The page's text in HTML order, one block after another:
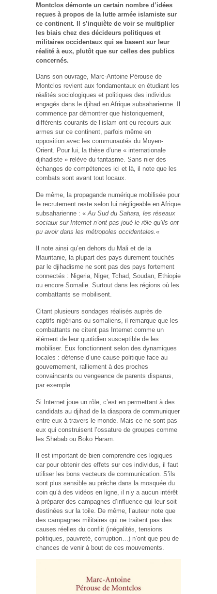
Montclos démonte un certain nombre d’idées
reçues à propos de la lutte armée islamiste sur
ce continent. Il s’inquiète de voir se multiplier
les biais chez des décideurs politiques et
militaires occidentaux qui se basent sur leur
réalité à eux, plutôt que sur celles des publics
concernés.
Dans son ouvrage, Marc-Antoine Pérouse de
Montclos revient aux fondamentaux en étudiant les
réalités sociologiques et politiques des individus
engagés dans le djihad en Afrique subsaharienne. Il
commence par démontrer que historiquement,
différents courants de l’islam ont eu recours aux
armes sur ce continent, parfois même en
opposition avec les communautés du Moyen-
Orient. Pour lui, la thèse d’une « internationale
djihadiste » relève du fantasme. Sans nier des
échanges de compétences ici et là, il note que les
combats sont avant tout locaux.
De même, la propagande numérique mobilisée pour
le recrutement reste selon lui négligeable en Afrique
subsaharienne : « Au Sud du Sahara, les réseaux
sociaux sur Internet n’ont pas joué le rôle qu’ils ont
pu avoir dans les métropoles occidentales. «
Il note ainsi qu’en dehors du Mali et de la
Mauritanie, la plupart des pays durement touchés
par le djihadisme ne sont pas des pays fortement
connectés : Nigeria, Niger, Tchad, Soudan, Ethiopie
ou encore Somalie. Surtout dans les régions où les
combattants se mobilisent.
Citant plusieurs sondages réalisés auprès de
captifs nigérians ou somaliens, il remarque que les
combattants ne citent pas Internet comme un
élément de leur quotidien susceptible de les
mobiliser. Eux fonctionnent selon des dynamiques
locales : défense d’une cause politique face au
gouvernement, ralliement à des proches
convaincants ou vengeance de parents disparus,
par exemple.
Si Internet joue un rôle, c’est en permettant à des
candidats au djihad de la diaspora de communiquer
entre eux à travers le monde. Mais ce ne sont pas
eux qui construisent l’ossature de groupes comme
les Shebab ou Boko Haram.
Il est important de bien comprendre ces logiques
car pour obtenir des effets sur ces individus, il faut
utiliser les bons vecteurs de communication. S’ils
sont plus sensible au prêche dans la mosquée du
coin qu’à des vidéos en ligne, il n’y a aucun intérêt
à préparer des campagnes d’influence qui leur soit
destinées sur la toile. De même, l’auteur note que
des campagnes militaires qui ne traitent pas des
causes réelles du conflit (inégalités, tensions
politiques, pauvreté, corruption…) n’ont que peu de
chances de venir à bout de ces mouvements.